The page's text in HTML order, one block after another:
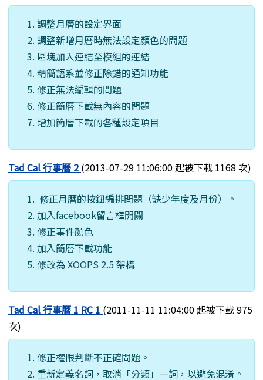
調整月曆的設定界面
調整新增月曆時無法設定顏色的問題
區塊加入連結至模組的連結
精簡語系並修正除錯的通知功能
修正無法編輯的問題
修正簡曆下載無內容的問題
增加簡曆下載的各種設定項目
Tad Cal 行事曆 2 (2013-07-29 11:06:00 起被下載 1168 次)
修正月曆的按鈕編排問題（缺少年度及月份）。
加入facebook留言框開關
修正事件顏色
加入簡曆下載功能
修改為 XOOPS 2.5 架構
Tad Cal 行事曆 1 RC 1 (2011-11-11 11:04:00 起被下載 975
次)
修正權限判斷不正確問題。
重新定義名詞，取消「分類」一詞，以避免混淆。